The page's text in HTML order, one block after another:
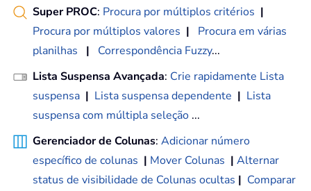
Super PROC: Procura por múltiplos critérios |
Procura por múltiplos valores |
Procura em várias
planilhas
| Correspondência Fuzzy...
Lista Suspensa Avançada: Crie rapidamente Lista
suspensa | Lista suspensa dependente | Lista
suspensa com múltipla seleção ...
Gerenciador de Colunas: Adicionar número
específico de colunas | Mover Colunas | Alternar
status de visibilidade de Colunas ocultas | Comparar